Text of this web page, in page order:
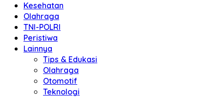
Kesehatan
Olahraga
TNI-POLRI
Peristiwa
Lainnya
Tips & Edukasi
Olahraga
Otomotif
Teknologi